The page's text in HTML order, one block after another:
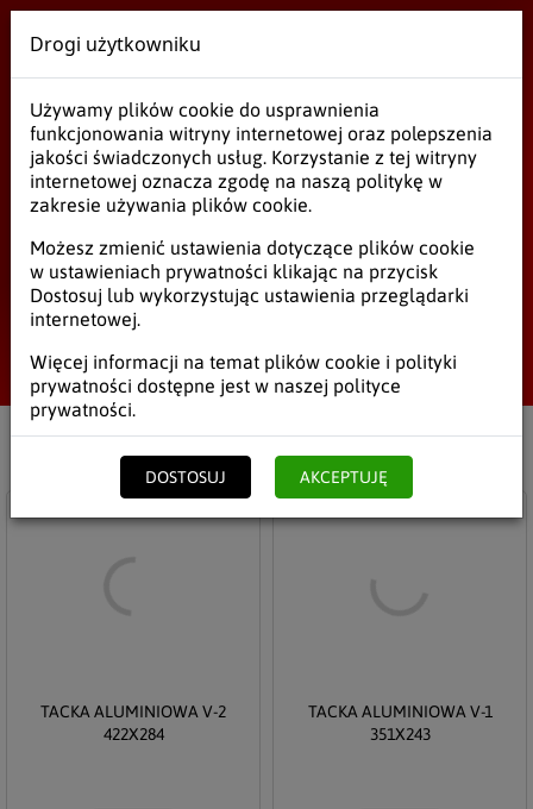
Wielobranżowe
Pojemniki aluminiowe
Pojemniki plastikowe
Pojemniki aluminiowe
Do schowka
TACKA ALUMINIOWA V-2
422X284
TACKA ALUMINIOWA V-1
351X243
Drogi użytkowniku
Używamy plików cookie do usprawnienia
funkcjonowania witryny internetowej oraz polepszenia
jakości świadczonych usług. Korzystanie z tej witryny
internetowej oznacza zgodę na naszą politykę w
zakresie używania plików cookie.
Możesz zmienić ustawienia dotyczące plików cookie
w ustawieniach prywatności klikając na przycisk
Dostosuj lub wykorzystując ustawienia przeglądarki
internetowej.
Więcej informacji na temat plików cookie i polityki
prywatności dostępne jest w naszej polityce
prywatności.
DOSTOSUJ AKCEPTUJĘ